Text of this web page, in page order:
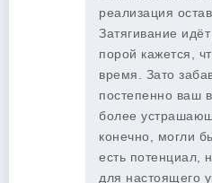
реализация
Затягивание
порой кажется,
время. Зато
постепенно ваш
более
конечно, могли
есть потенциал,
для настоящего